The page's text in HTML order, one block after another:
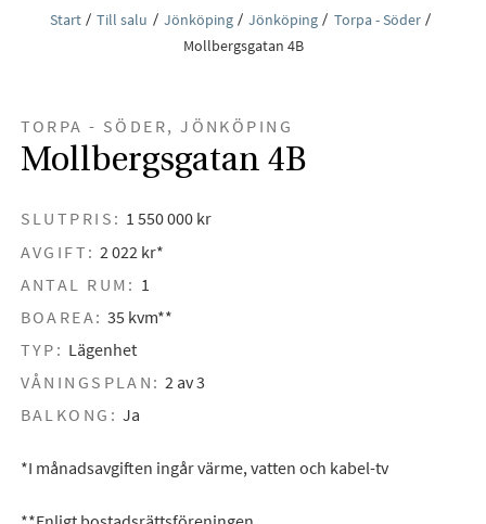
Start Till salu Jönköping Jönköping
Torpa - Söder
Mollbergsgatan 4B
TORPA - SÖDER, JÖNKÖPING
Mollbergsgatan 4B
SLUTPRIS: 1 550 000 kr
AVGIFT: 2 022 kr*
ANTAL RUM: 1
BOAREA: 35 kvm**
TYP: Lägenhet
VÅNINGSPLAN: 2 av 3
BALKONG: Ja
*I månadsavgiften ingår värme, vatten och kabel-tv